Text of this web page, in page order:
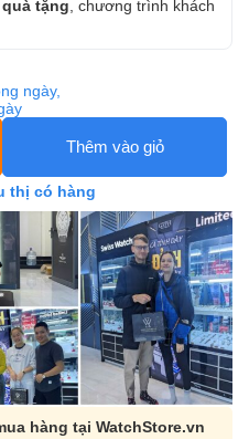
tặng , chương trình khách
ngày,
Thêm vào giỏ
thị có hàng
hàng tại WatchStore.vn